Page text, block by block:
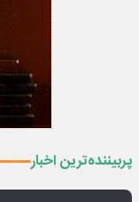
پربیننده‌ترین اخبار